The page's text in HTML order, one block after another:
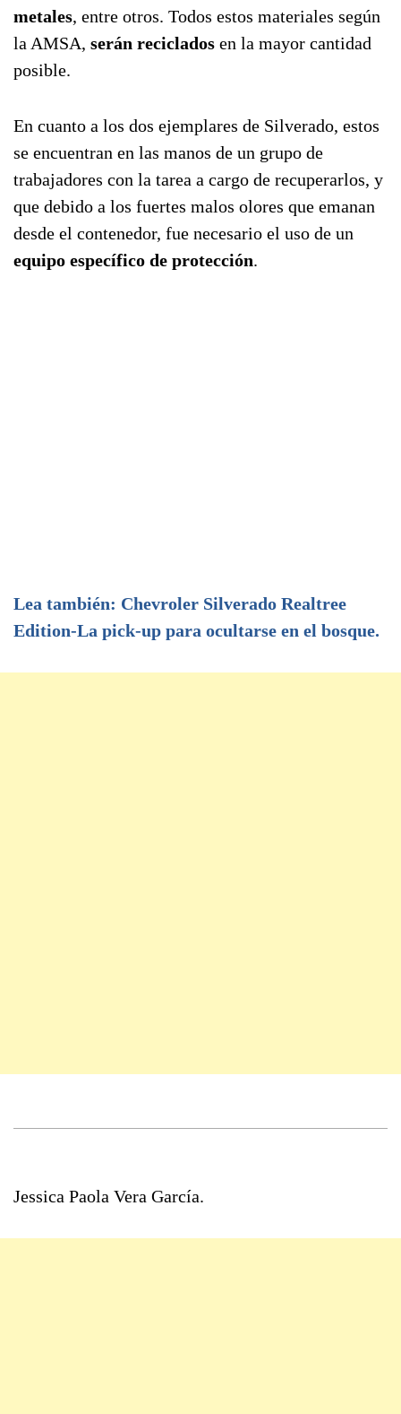
metales, entre otros. Todos estos materiales según
la AMSA, serán reciclados en la mayor cantidad
posible.
En cuanto a los dos ejemplares de Silverado, estos
se encuentran en las manos de un grupo de
trabajadores con la tarea a cargo de recuperarlos, y
que debido a los fuertes malos olores que emanan
desde el contenedor, fue necesario el uso de un
equipo específico de protección.
Lea también: Chevroler Silverado Realtree
Edition-La pick-up para ocultarse en el bosque.
Jessica Paola Vera García.